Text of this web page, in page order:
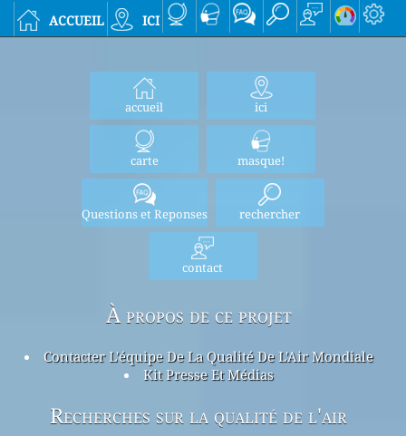
accueil ici
accueil ici
carte masque!
Questions et Reponses rechercher
contact
À propos de ce projet
Contacter L'équipe De La Qualité De L'Air Mondiale
Kit Presse Et Médias
Recherches sur la qualité de l'air